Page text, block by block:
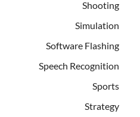
Shooting
Simulation
Software Flashing
Speech Recognition
Sports
Strategy